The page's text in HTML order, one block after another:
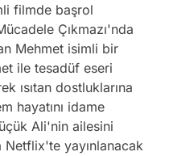
filmde başrol
Çıkmazı'nda
Mehmet isimli bir
ile tesadüf eseri
ısıtan dostluklarına
hayatını idame
Ali'nin ailesini
Netflix'te yayınlanacak